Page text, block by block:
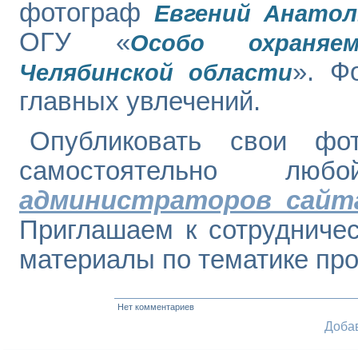
фотограф Евгений
ОГУ «Особо
Челябинской области».
главных увлечений.
Опубликовать свои
самостоятельно
администраторов
Приглашаем к
материалы по тематике
Нет комментариев